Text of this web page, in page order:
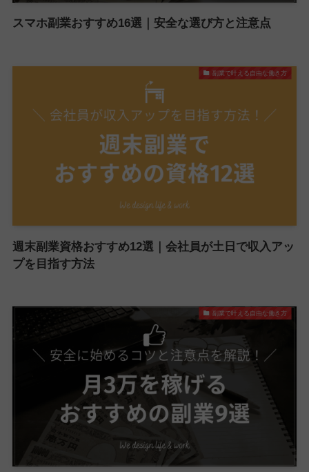
スマホ副業おすすめ16選｜安全な選び方と注意点
副業で叶える自由な働き方
週末副業資格おすすめ12選｜会社員が土日で収入アッ
プを目指す方法
副業で叶える自由な働き方